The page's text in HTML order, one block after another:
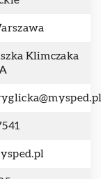
Klimczaka